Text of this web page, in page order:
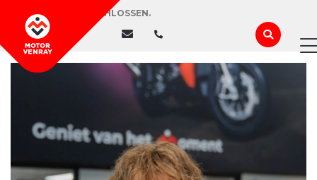
WIR HABEN GESCHLOSSEN.